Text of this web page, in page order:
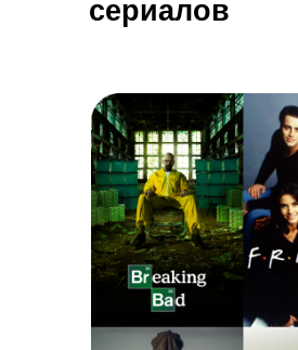
сериалов